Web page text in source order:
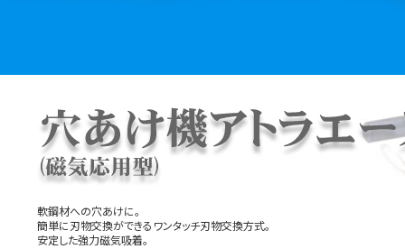
軟鋼材への穴あけに。
簡単に刃物交換ができるワンタッチ刃物交換方式。
安定した強力磁気吸着。